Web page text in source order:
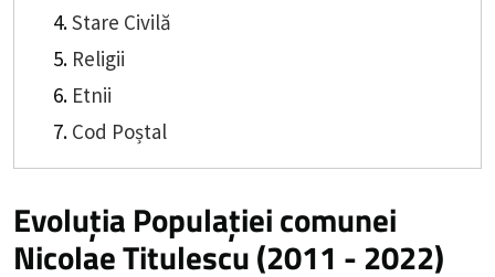
Stare Civilă
Religii
Etnii
Cod Poștal
Evoluția Populației comunei
Nicolae Titulescu (2011 - 2022)